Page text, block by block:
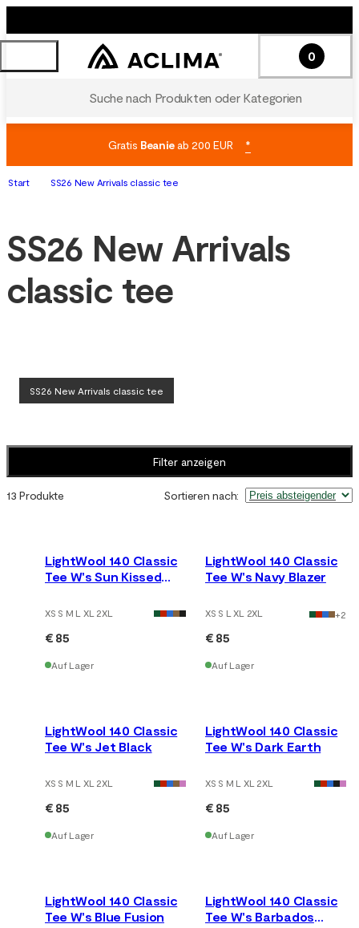
Suche nach Produkten oder Kategorien
0
Gratis Beanieab 200 EUR *
Start SS26 New Arrivals classic tee
SS26 New Arrivals
classic tee
SS26 New Arrivals classic tee
Filter anzeigen
13 Produkte Sortieren nach:
LightWool 140 Classic
Tee W's Sun Kissed
XS S M L XL 2XL
€ 85
Auf Lager
LightWool 140 Classic
Tee W's Navy Blazer
XS S L XL 2XL +2
€ 85
Auf Lager
LightWool 140 Classic
Tee W's Jet Black
XS S M L XL 2XL
€ 85
Auf Lager
LightWool 140 Classic
Tee W's Dark Earth
XS S M L XL 2XL
€ 85
Auf Lager
LightWool 140 Classic
Tee W's Blue Fusion
LightWool 140 Classic
Tee W's Barbados